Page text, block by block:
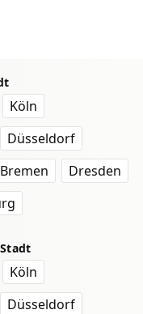
Köln
Düsseldorf
Bremen
Dresden
Köln
Düsseldorf